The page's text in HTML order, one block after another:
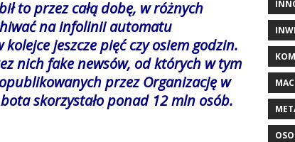
to przez całą dobę, w różnych
na infolinii automatu
jeszcze pięć czy osiem godzin.
nich fake newsów, od których w tym
przez Organizację w
skorzystało ponad 12 mln osób.